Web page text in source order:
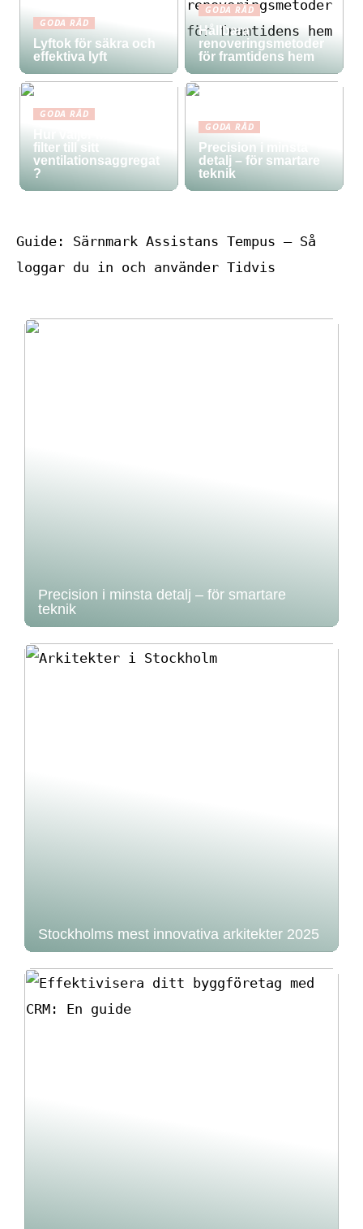
GODA RÅD
Lyftok för säkra och
effektiva lyft
GODA RÅD
Hållbara
renoveringsmetoder
för framtidens hem
GODA RÅD
filter till sitt
ventilationsaggregat
?
GODA RÅD
Precision i minsta
detalj – för smartare
teknik
Guide: Särnmark Assistans Tempus – Så
loggar du in och använder Tidvis
Precision i minsta detalj – för smartare
teknik
Stockholms mest innovativa arkitekter 2025